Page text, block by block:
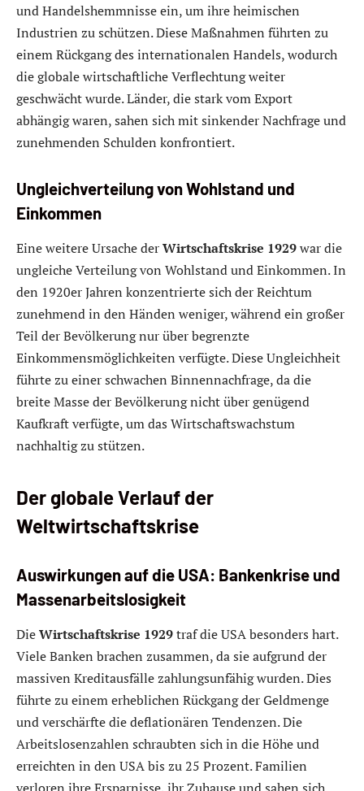
und Handelshemmnisse ein, um ihre heimischen
Industrien zu schützen. Diese Maßnahmen führten zu
einem Rückgang des internationalen Handels, wodurch
die globale wirtschaftliche Verflechtung weiter
geschwächt wurde. Länder, die stark vom Export
abhängig waren, sahen sich mit sinkender Nachfrage und
zunehmenden Schulden konfrontiert.
Ungleichverteilung von Wohlstand und
Einkommen
Eine weitere Ursache derWirtschaftskrise 1929war die
ungleiche Verteilung von Wohlstand und Einkommen. In
den 1920er Jahren konzentrierte sich der Reichtum
zunehmend in den Händen weniger, während ein großer
Teil der Bevölkerung nur über begrenzte
Einkommensmöglichkeiten verfügte. Diese Ungleichheit
führte zu einer schwachen Binnennachfrage, da die
breite Masse der Bevölkerung nicht über genügend
Kaufkraft verfügte, um das Wirtschaftswachstum
nachhaltig zu stützen.
Der globale Verlauf der
Weltwirtschaftskrise
Auswirkungen auf die USA: Bankenkrise und
Massenarbeitslosigkeit
DieWirtschaftskrise 1929traf die USA besonders hart.
Viele Banken brachen zusammen, da sie aufgrund der
massiven Kreditausfälle zahlungsunfähig wurden. Dies
führte zu einem erheblichen Rückgang der Geldmenge
und verschärfte die deflationären Tendenzen. Die
Arbeitslosenzahlen schraubten sich in die Höhe und
erreichten in den USA bis zu 25 Prozent. Familien